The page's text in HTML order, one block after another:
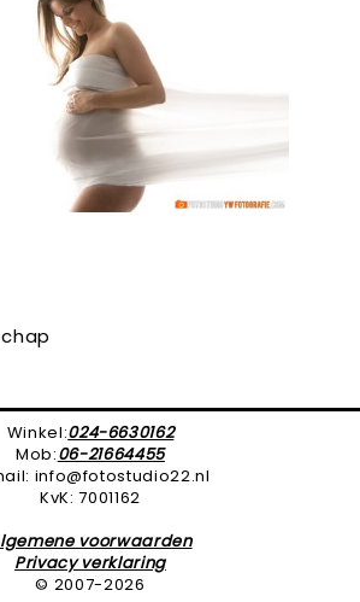
Winkel:024-6630162
Mob:06-21664455
info@fotostudio22.nl
KvK: 7001162
voorwaarden
Privacy verklaring
© 2007-2026